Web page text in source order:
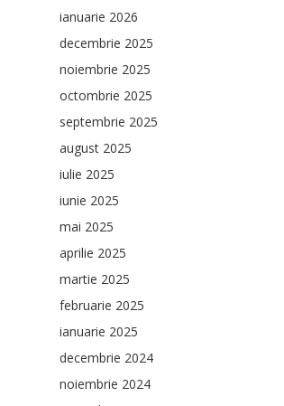
ianuarie 2026
decembrie 2025
noiembrie 2025
octombrie 2025
septembrie 2025
august 2025
iulie 2025
iunie 2025
mai 2025
aprilie 2025
martie 2025
februarie 2025
ianuarie 2025
decembrie 2024
noiembrie 2024